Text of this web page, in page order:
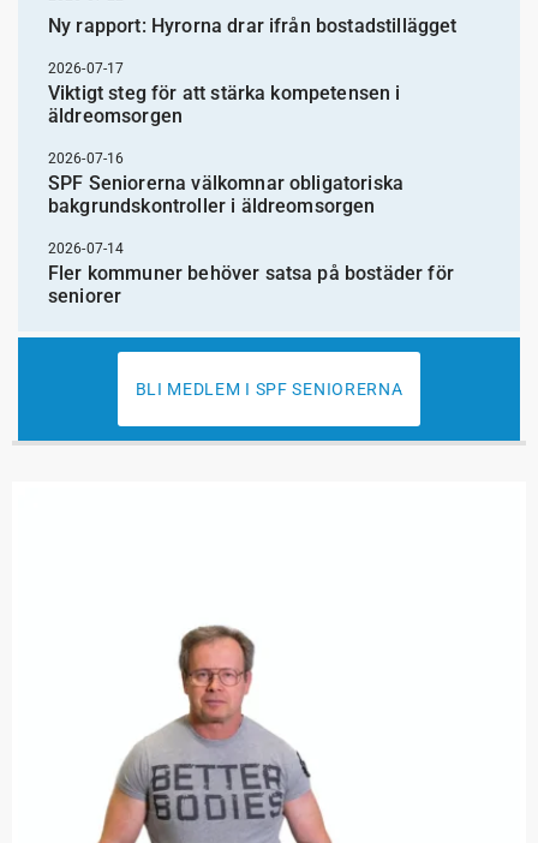
Ny rapport: Hyrorna drar ifrån bostadstillägget
2026-07-17
Viktigt steg för att stärka kompetensen i
äldreomsorgen
2026-07-16
SPF Seniorerna välkomnar obligatoriska
bakgrundskontroller i äldreomsorgen
2026-07-14
Fler kommuner behöver satsa på bostäder för
seniorer
BLI MEDLEM I SPF SENIORERNA